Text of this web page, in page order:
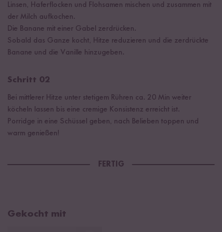
Linsen, Haferflocken und Flohsamen mischen und zusammen mit
der Milch aufkochen.
Die Banane mit einer Gabel zerdrücken.
Sobald das Ganze kocht, Hitze reduzieren und die zerdrückte
Banane und die Vanille hinzugeben.
Schritt 02
Bei mittlerer Hitze unter stetigem Rühren ca. 20 Min weiter
köcheln lassen bis eine cremige Konsistenz erreicht ist.
Porridge in eine Schüssel geben, nach Belieben toppen und
warm genießen!
FERTIG
Gekocht mit